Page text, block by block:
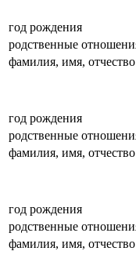
год рождения
родственные
фамилия, имя, отчество
год рождения
родственные
фамилия, имя, отчество
год рождения
родственные
фамилия, имя, отчество